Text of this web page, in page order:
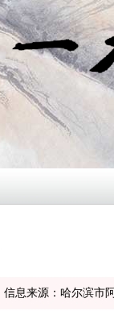
信息来源：哈尔滨